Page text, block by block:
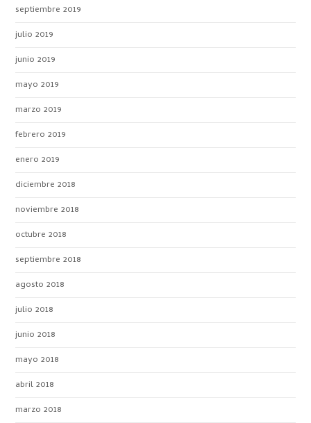
septiembre 2019
julio 2019
junio 2019
mayo 2019
marzo 2019
febrero 2019
enero 2019
diciembre 2018
noviembre 2018
octubre 2018
septiembre 2018
agosto 2018
julio 2018
junio 2018
mayo 2018
abril 2018
marzo 2018